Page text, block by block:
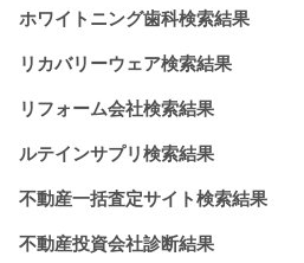
ホワイトニング歯科検索結果
リカバリーウェア検索結果
リフォーム会社検索結果
ルテインサプリ検索結果
不動産一括査定サイト検索結果
不動産投資会社診断結果